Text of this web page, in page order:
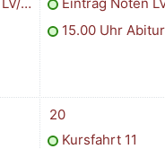
15.00 Uhr
19. Juni
1 Termin, Freitag,
20
Kursfahrt 11